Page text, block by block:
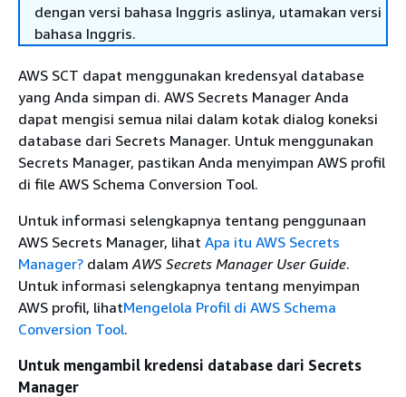
dengan versi bahasa Inggris aslinya, utamakan versi
bahasa Inggris.
AWS SCT dapat menggunakan kredensyal database
yang Anda simpan di. AWS Secrets Manager Anda
dapat mengisi semua nilai dalam kotak dialog koneksi
database dari Secrets Manager. Untuk menggunakan
Secrets Manager, pastikan Anda menyimpan AWS profil
di file AWS Schema Conversion Tool.
Untuk informasi selengkapnya tentang penggunaan
AWS Secrets Manager, lihat Apa itu AWS Secrets
Manager? dalamAWS Secrets Manager User Guide.
Untuk informasi selengkapnya tentang menyimpan
AWS profil, lihatMengelola Profil di AWS Schema
Conversion Tool.
Untuk mengambil kredensi database dari Secrets
Manager